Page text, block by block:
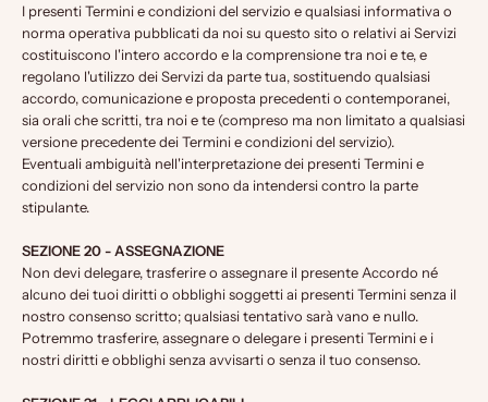
I presenti Termini e condizioni del servizio e qualsiasi informativa o
norma operativa pubblicati da noi su questo sito o relativi ai Servizi
costituiscono l'intero accordo e la comprensione tra noi e te, e
regolano l'utilizzo dei Servizi da parte tua, sostituendo qualsiasi
accordo, comunicazione e proposta precedenti o contemporanei,
sia orali che scritti, tra noi e te (compreso ma non limitato a qualsiasi
versione precedente dei Termini e condizioni del servizio).
Eventuali ambiguità nell'interpretazione dei presenti Termini e
condizioni del servizio non sono da intendersi contro la parte
stipulante.
SEZIONE 20 - ASSEGNAZIONE
Non devi delegare, trasferire o assegnare il presente Accordo né
alcuno dei tuoi diritti o obblighi soggetti ai presenti Termini senza il
nostro consenso scritto; qualsiasi tentativo sarà vano e nullo.
Potremmo trasferire, assegnare o delegare i presenti Termini e i
nostri diritti e obblighi senza avvisarti o senza il tuo consenso.